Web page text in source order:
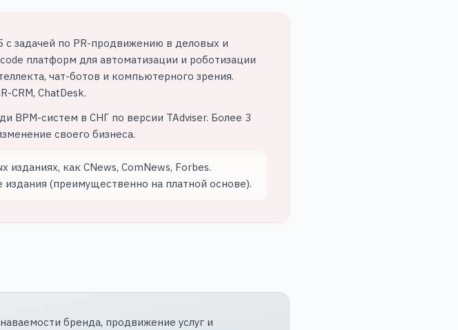
задачей по PR-продвижению в деловых и
платформ для автоматизации и роботизации
чат-ботов и компьютерного зрения.
CRM, ChatDesk.
BPM-систем в СНГ по версии TAdviser. Более 3
своего бизнеса.
как CNews, ComNews, Forbes.
(преимущественно на платной основе).
бренда, продвижение услуг и